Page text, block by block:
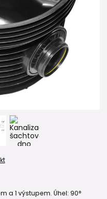
a 1 výstupem. Úhel: 90°